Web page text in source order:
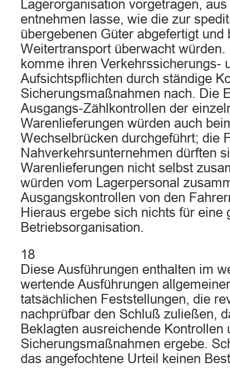
Lagerorganisation vorgetragen,
entnehmen lasse, wie die zur
übergebenen Güter abgefertigt und
Weitertransport überwacht würden.
komme ihren Verkehrssicherungs-
Aufsichtspflichten durch ständige
Sicherungsmaßnahmen nach. Die
Ausgangs-Zählkontrollen der
Warenlieferungen würden auch
Wechselbrücken durchgeführt; die
Nahverkehrsunternehmen dürften
Warenlieferungen nicht selbst
würden vom Lagerpersonal
Ausgangskontrollen von den
Hieraus ergebe sich nichts für eine
Betriebsorganisation.
18
Diese Ausführungen enthalten im
wertende Ausführungen
tatsächlichen Feststellungen, die
nachprüfbar den Schluß zuließen,
Beklagten ausreichende Kontrollen
Sicherungsmaßnahmen ergebe.
das angefochtene Urteil keinen